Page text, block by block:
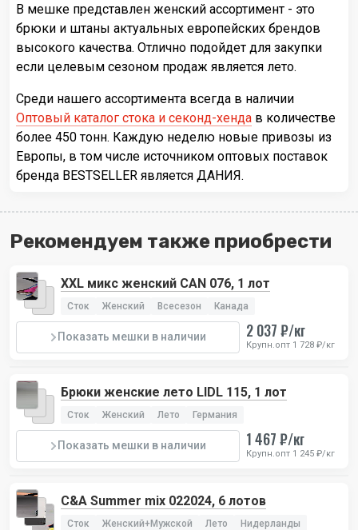
В мешке представлен женский ассортимент - это
брюки и штаны актуальных европейских брендов
высокого качества. Отлично подойдет для закупки
если целевым сезоном продаж является лето.
Среди нашего ассортимента всегда в наличии
Оптовый каталог стока и секонд-хенда в количестве
более 450 тонн. Каждую неделю новые привозы из
Европы, в том числе источником оптовых поставок
бренда BESTSELLER является ДАНИЯ.
Рекомендуем также приобрести
XXL микс женский CAN 076, 1 лот
Сток Женский Всесезон Канада
Показать мешки в наличии 2 037 ₽/кг
Крупн.опт 1 728 ₽/кг
Брюки женские лето LIDL 115, 1 лот
Сток Женский Лето Германия
Показать мешки в наличии 1 467 ₽/кг
Крупн.опт 1 245 ₽/кг
C&A Summer mix 022024, 6 лотов
Сток Женский+Мужской Лето Нидерланды